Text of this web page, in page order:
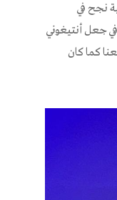
نجح في
جعل أنتيغوني
كما كان